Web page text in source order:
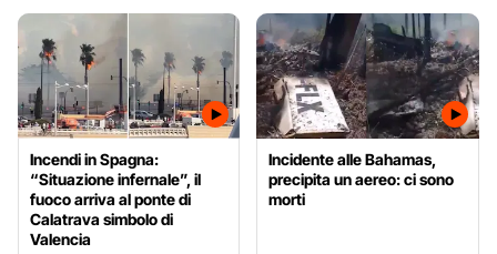
Incendi in Spagna:
“Situazione infernale”, il
fuoco arriva al ponte di
Calatrava simbolo di
Valencia
Incidente alle Bahamas,
precipita un aereo: ci sono
morti